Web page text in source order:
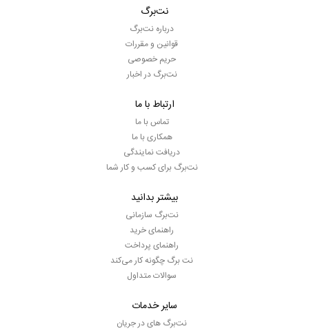
نت‌برگ
درباره نت‌برگ
قوانین و مقررات
حریم خصوصی
نت‌برگ در اخبار
ارتباط با ما
تماس با ما
همکاری با ما
دریافت نمایندگی
نت‌برگ برای کسب و کار شما
بیشتر بدانید
نت‌برگ سازمانی
راهنمای خرید
راهنمای پرداخت
نت برگ چگونه کار می‌کند
سوالات متداول
سایر خدمات
نت‌برگ های در جریان